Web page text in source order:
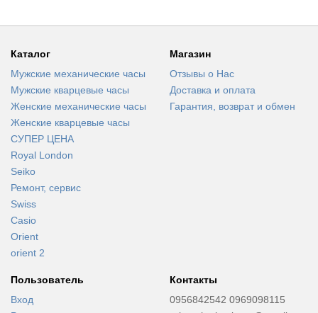
Каталог
Мужские механические часы
Мужские кварцевые часы
Женские механические часы
Женские кварцевые часы
СУПЕР ЦЕНА
Royal London
Seiko
Ремонт, сервис
Swiss
Casio
Orient
orient 2
Магазин
Отзывы о Нас
Доставка и оплата
Гарантия, возврат и обмен
Пользователь
Вход
Контакты
0956842542 0969098115